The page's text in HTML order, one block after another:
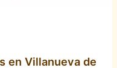
en Villanueva de